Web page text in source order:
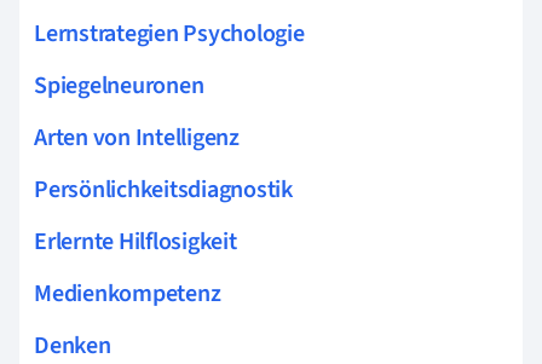
Lernstrategien Psychologie
Spiegelneuronen
Arten von Intelligenz
Persönlichkeitsdiagnostik
Erlernte Hilflosigkeit
Medienkompetenz
Denken